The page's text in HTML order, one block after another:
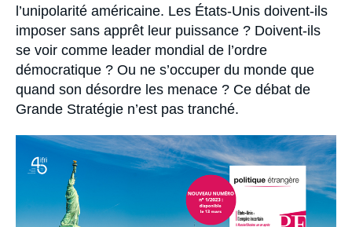
l’unipolarité américaine. Les États-Unis doivent-ils
imposer sans apprêt leur puissance ? Doivent-ils
se voir comme leader mondial de l’ordre
démocratique ? Ou ne s’occuper du monde que
quand son désordre les menace ? Ce débat de
Grande Stratégie n’est pas tranché.
Image
principale